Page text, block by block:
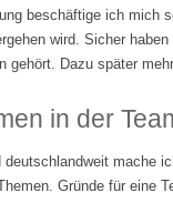
beschäftige ich
wird. Sicher
gehört. Dazu später
in der
deutschlandweit
Gründe für eine